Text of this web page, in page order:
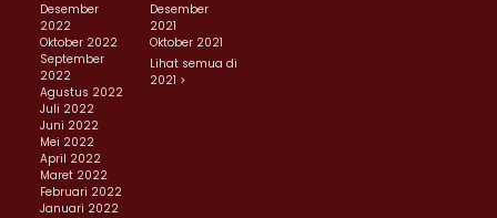
Desember
2022
Oktober 2022
September
2022
Agustus 2022
Juli 2022
Juni 2022
Mei 2022
April 2022
Maret 2022
Februari 2022
Januari 2022
Desember
2021
Oktober 2021
Lihat semua di
2021 >